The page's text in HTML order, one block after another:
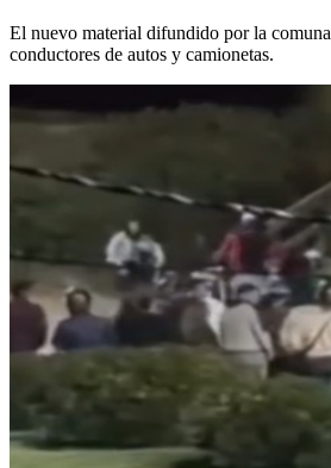
El nuevo material difundido por la
conductores de autos y camionetas.